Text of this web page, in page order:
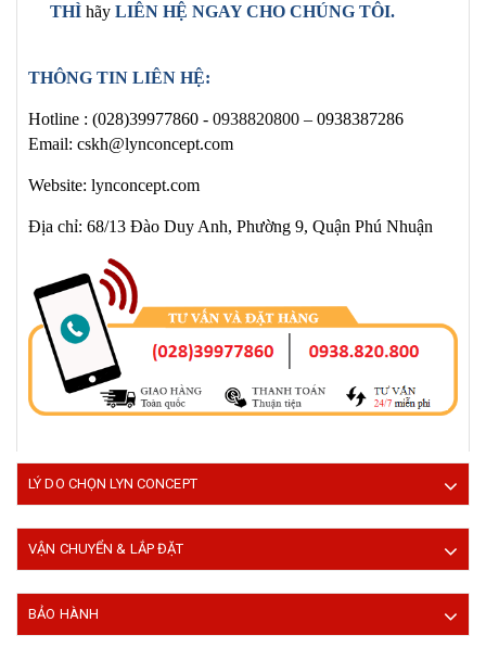
THÌ hãy LIÊN HỆ NGAY CHO CHÚNG TÔI.
THÔNG TIN LIÊN HỆ:
Hotline : (028)39977860 - 0938820800 – 0938387286
Email: cskh@lynconcept.com
Website: lynconcept.com
Địa chỉ: 68/13 Đào Duy Anh, Phường 9, Quận Phú Nhuận
LÝ DO CHỌN LYN CONCEPT
VẬN CHUYỂN & LẮP ĐẶT
BẢO HÀNH